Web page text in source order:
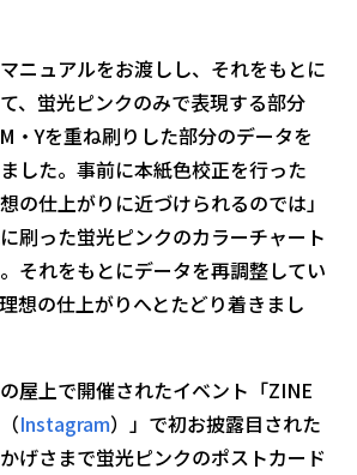
ニュアルをお渡しし、それをもとに
、蛍光ピンクのみで表現する部分
・Yを重ね刷りした部分のデータを
した。事前に本紙色校正を行った
の仕上がりに近づけられるのでは」
刷った蛍光ピンクのカラーチャート
それをもとにデータを再調整してい
想の仕上がりへとたどり着きまし
屋上で開催されたイベント「ZINE
Instagram）」で初お披露目された
げさまで蛍光ピンクのポストカード